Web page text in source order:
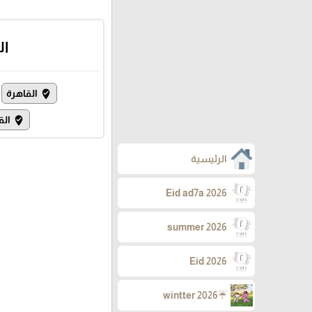
الرئيسية
Eid ad7a 2026
summer 2026
Eid 2026
☔wintter 2026
where_to_vote القاهرة
where_to_vote